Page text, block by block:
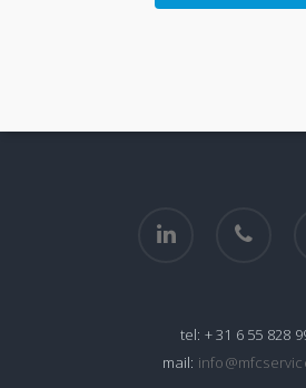
linkedin phone
tel: + 31 6 55 828
mail: